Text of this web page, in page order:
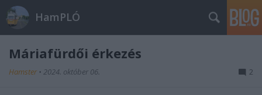
HamPLÓ
Máriafürdői érkezés
Hamster • 2024. október 06. 2